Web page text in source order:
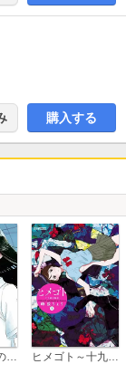
購入する
恋は雨上がりのように ヒメゴト～十九歳の制服～